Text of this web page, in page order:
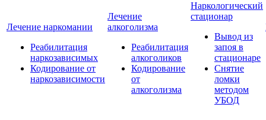
Лечение наркомании
Реабилитация
наркозависимых
Кодирование от
наркозависимости
Лечение
алкоголизма
Реабилитация
алкоголиков
Кодирование
от
алкоголизма
Наркологический
стационар
Вывод из
запоя в
стационаре
Снятие
ломки
методом
УБОД